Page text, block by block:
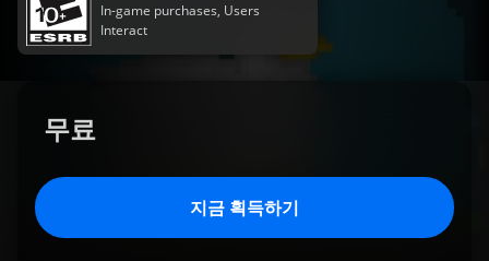
In-game purchases, Users
Interact
무료
지금 획득하기